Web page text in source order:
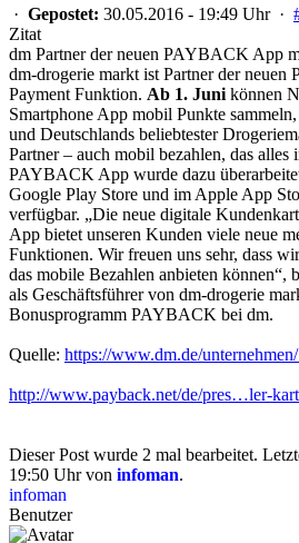
· Gepostet: 30.05.2016 - 19:49 Uhr ·
Zitat
dm Partner der neuen PAYBACK App
dm-drogerie markt ist Partner der
Payment Funktion. Ab 1. Juni können
Smartphone App mobil Punkte
und Deutschlands beliebtester
Partner – auch mobil bezahlen, das
PAYBACK App wurde dazu
Google Play Store und im Apple App
verfügbar. „Die neue digitale
App bietet unseren Kunden viele neue
Funktionen. Wir freuen uns sehr, dass
das mobile Bezahlen anbieten können“,
als Geschäftsführer von dm-drogerie
Bonusprogramm PAYBACK bei dm.
Quelle: https://www.dm.de/
http://www.payback.net/de/pres…ler-
Dieser Post wurde 2 mal bearbeitet.
19:50 Uhr von infoman.
infoman
Benutzer